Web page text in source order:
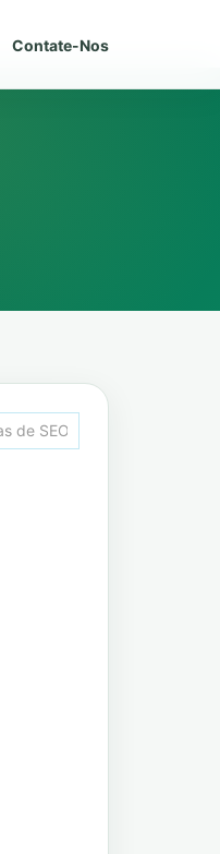
Contate-Nos